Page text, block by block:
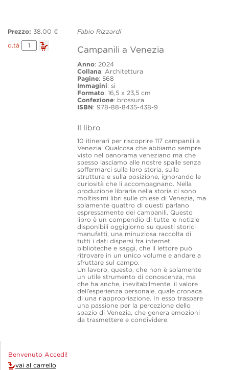
Fabio Rizzardi
Campanili a Venezia
Anno: 2024
Collana: Architettura
Pagine: 568
Immagini: sì
Formato: 16,5 x 23,5 cm
Confezione: brossura
ISBN: 978-88-8435-438-9
Il libro
10 itinerari per riscoprire 117 campanili a
Venezia. Qualcosa che abbiamo sempre
visto nel panorama veneziano ma che
spesso lasciamo alle nostre spalle senza
soffermarci sulla loro storia, sulla
struttura e sulla posizione, ignorando le
curiosità che li accompagnano. Nella
produzione libraria nella storia ci sono
moltissimi libri sulle chiese di Venezia, ma
solamente quattro di questi parlano
espressamente dei campanili. Questo
libro è un compendio di tutte le notizie
disponibili oggigiorno su questi storici
manufatti, una minuziosa raccolta di
tutti i dati dispersi fra internet,
biblioteche e saggi, che il lettore può
ritrovare in un unico volume e andare a
sfruttare sul campo.
Un lavoro, questo, che non è solamente
un utile strumento di conoscenza, ma
che ha anche, inevitabilmente, il valore
dell’esperienza personale, quale cronaca
di una riappropriazione. In esso traspare
una passione per la percezione dello
spazio di Venezia, che genera emozioni
da trasmettere e condividere.
Prezzo: 38.00 €
q.tà
Campanili
a
Benvenuto Accedi!
vai al carrello